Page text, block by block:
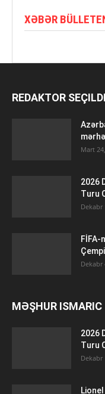
XƏBƏR
REDAKTOR SEÇILDI
Mart
2026
Turu
Dekabr
FİFA-
Dekabr
MƏŞHUR ISMARIC
2026
Turu
Dekabr